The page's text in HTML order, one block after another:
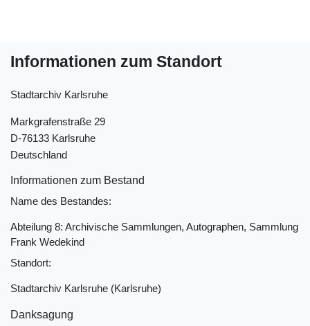
Informationen zum Standort
Stadtarchiv Karlsruhe
Markgrafenstraße 29
D-76133 Karlsruhe
Deutschland
Informationen zum Bestand
Name des Bestandes:
Abteilung 8: Archivische Sammlungen, Autographen, Sammlung
Frank Wedekind
Standort:
Stadtarchiv Karlsruhe (Karlsruhe)
Danksagung